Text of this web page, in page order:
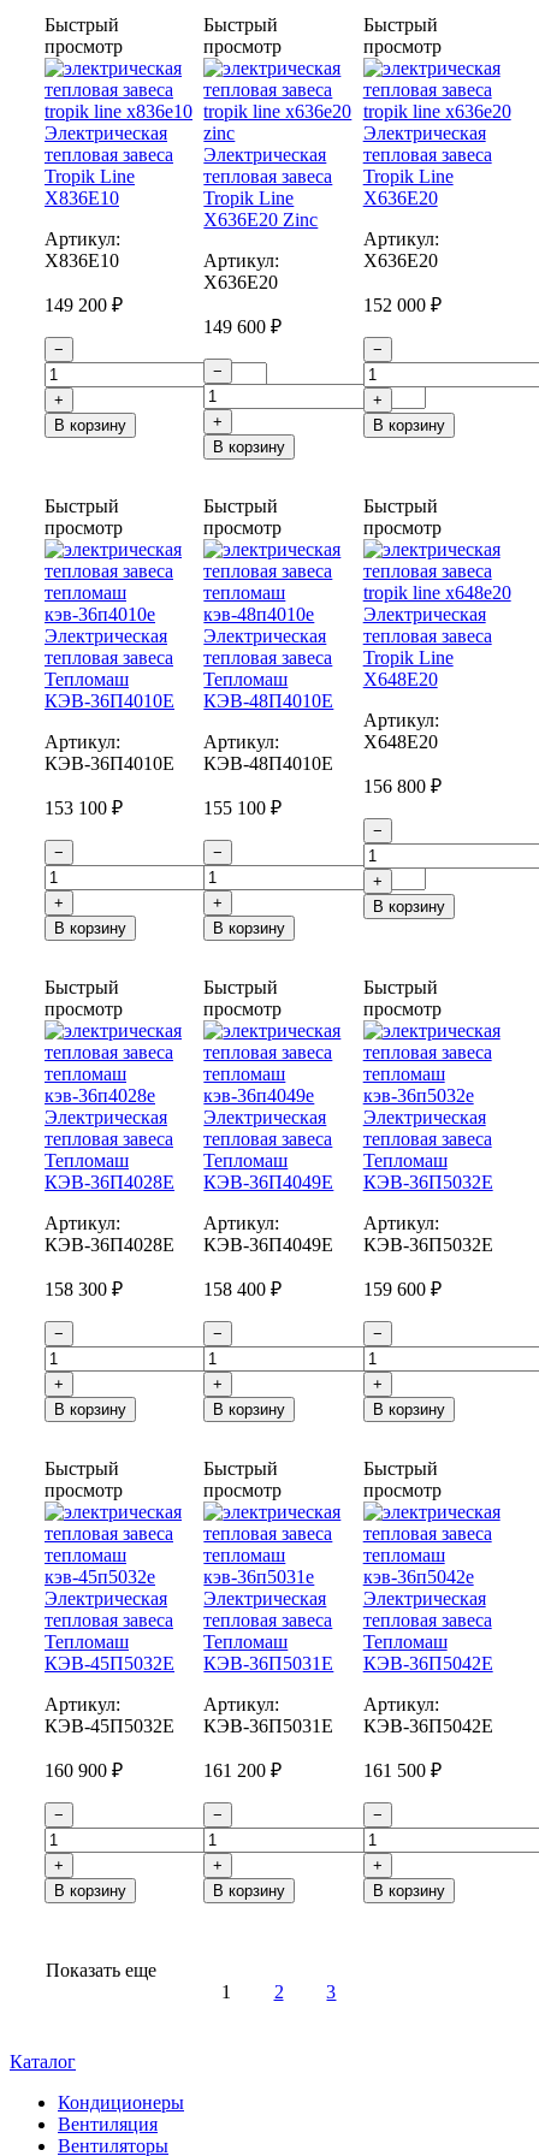
Быстрый
просмотр
Электрическая
тепловая завеса
Tropik Line
Х836Е10
Артикул:
Х836Е10
149 200 ₽
−
+
В корзину
Быстрый
просмотр
Электрическая
тепловая завеса
Tropik Line
Х636Е20 Zinc
Артикул:
Х636Е20
149 600 ₽
−
+
В корзину
Быстрый
просмотр
Электрическая
тепловая завеса
Tropik Line
Х636Е20
Артикул:
Х636Е20
152 000 ₽
−
+
В корзину
Быстрый
просмотр
Электрическая
тепловая завеса
Тепломаш
КЭВ-36П4010Е
Артикул:
КЭВ-36П4010E
153 100 ₽
−
+
В корзину
Быстрый
просмотр
Электрическая
тепловая завеса
Тепломаш
КЭВ-48П4010Е
Артикул:
КЭВ-48П4010E
155 100 ₽
−
+
В корзину
Быстрый
просмотр
Электрическая
тепловая завеса
Tropik Line
Х648Е20
Артикул:
Х648Е20
156 800 ₽
−
+
В корзину
Быстрый
просмотр
Электрическая
тепловая завеса
Тепломаш
КЭВ-36П4028Е
Артикул:
КЭВ-36П4028E
158 300 ₽
−
+
В корзину
Быстрый
просмотр
Электрическая
тепловая завеса
Тепломаш
КЭВ-36П4049Е
Артикул:
КЭВ-36П4049E
158 400 ₽
−
+
В корзину
Быстрый
просмотр
Электрическая
тепловая завеса
Тепломаш
КЭВ-36П5032Е
Артикул:
КЭВ-36П5032E
159 600 ₽
−
+
В корзину
Быстрый
просмотр
Электрическая
тепловая завеса
Тепломаш
КЭВ-45П5032Е
Артикул:
КЭВ-45П5032E
160 900 ₽
−
+
В корзину
Быстрый
просмотр
Электрическая
тепловая завеса
Тепломаш
КЭВ-36П5031Е
Артикул:
КЭВ-36П5031E
161 200 ₽
−
+
В корзину
Быстрый
просмотр
Электрическая
тепловая завеса
Тепломаш
КЭВ-36П5042Е
Артикул:
КЭВ-36П5042E
161 500 ₽
−
+
В корзину
Показать еще
1
2 3
Каталог
Кондиционеры
Вентиляция
Вентиляторы